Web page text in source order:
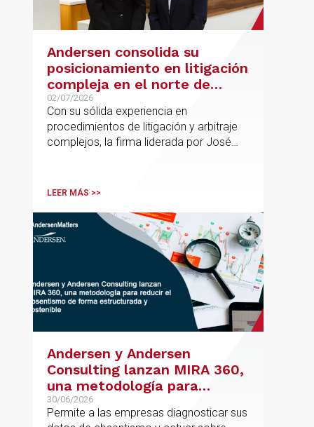
Andersen consolida su
posicionamiento en litigación
compleja en el norte de
España con la incorporación
de Rebeca Larena
02/07/2026
Con su sólida experiencia en
procedimientos de litigación y arbitraje
complejos, la firma liderada por José
posicionamiento en asesoramiento
LEER MÁS >>
Andersen y Andersen
Consulting lanzan MIRA 360,
una metodología para
reducir el absentismo de
forma estructurada y
30/06/2026
Permite a las empresas diagnosticar sus